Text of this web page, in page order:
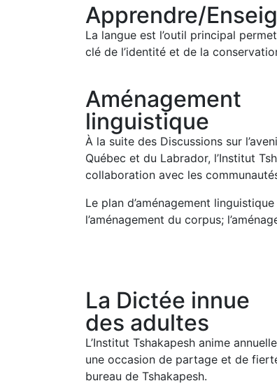
Apprendre/
La langue est l’outil principal
clé de l’identité et de la
Aménagement
linguistique
À la suite des Discussions sur
Québec et du Labrador, l’Institut
collaboration avec les
Le plan d’aménagement
l’aménagement du corpus;
La Dictée innue
des adultes
L’Institut Tshakapesh anime
une occasion de partage et de
bureau de Tshakapesh.